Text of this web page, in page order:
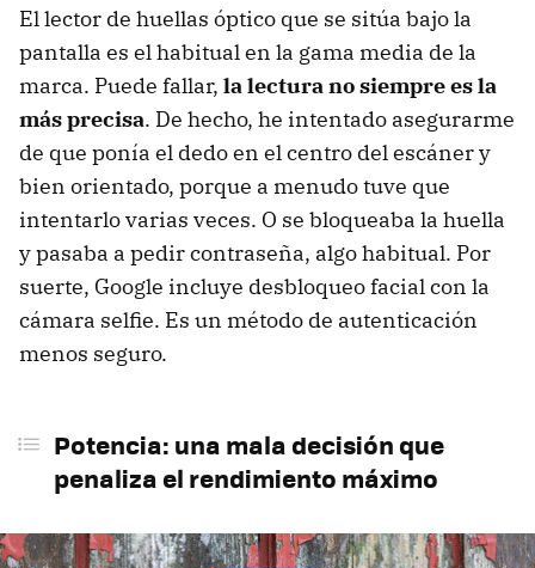
El lector de huellas óptico que se sitúa bajo la
pantalla es el habitual en la gama media de la
marca. Puede fallar, la lectura no siempre es la
más precisa. De hecho, he intentado asegurarme
de que ponía el dedo en el centro del escáner y
bien orientado, porque a menudo tuve que
intentarlo varias veces. O se bloqueaba la huella
y pasaba a pedir contraseña, algo habitual. Por
suerte, Google incluye desbloqueo facial con la
cámara selfie. Es un método de autenticación
menos seguro.
Potencia: una mala decisión que
penaliza el rendimiento máximo